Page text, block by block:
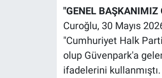
"GENEL BAŞKANIMIZ
Curoğlu, 30 Mayıs
"Cumhuriyet Halk
olup Güvenpark'a
ifadelerini kullanmıştı.